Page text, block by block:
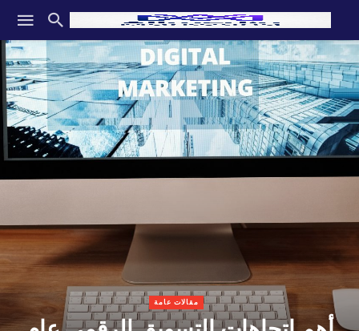
مقالات عامة